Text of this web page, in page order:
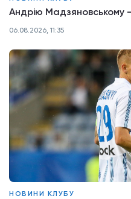
Андрію Мадзяновському
06.08.2026, 11:35
НОВИНИ КЛУБУ